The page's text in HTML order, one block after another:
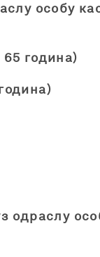
особу
година)
одраслу